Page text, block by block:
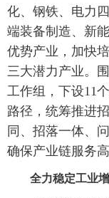
化、钢铁、电力
端装备制造、新
优势产业，加快
三大潜力产业。
工作组，下设11
路径，统筹推进
同、招落一体、
确保产业链服务
全力稳定工业